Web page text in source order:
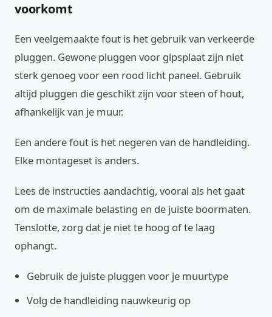
voorkomt
Een veelgemaakte fout is het gebruik van verkeerde
pluggen. Gewone pluggen voor gipsplaat zijn niet
sterk genoeg voor een rood licht paneel. Gebruik
altijd pluggen die geschikt zijn voor steen of hout,
afhankelijk van je muur.
Een andere fout is het negeren van de handleiding.
Elke montageset is anders.
Lees de instructies aandachtig, vooral als het gaat
om de maximale belasting en de juiste boormaten.
Tenslotte, zorg dat je niet te hoog of te laag
ophangt.
Gebruik de juiste pluggen voor je muurtype
Volg de handleiding nauwkeurig op